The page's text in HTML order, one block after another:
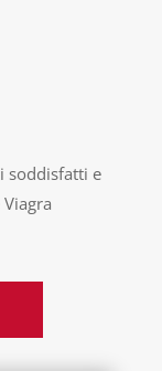
soddisfatti e